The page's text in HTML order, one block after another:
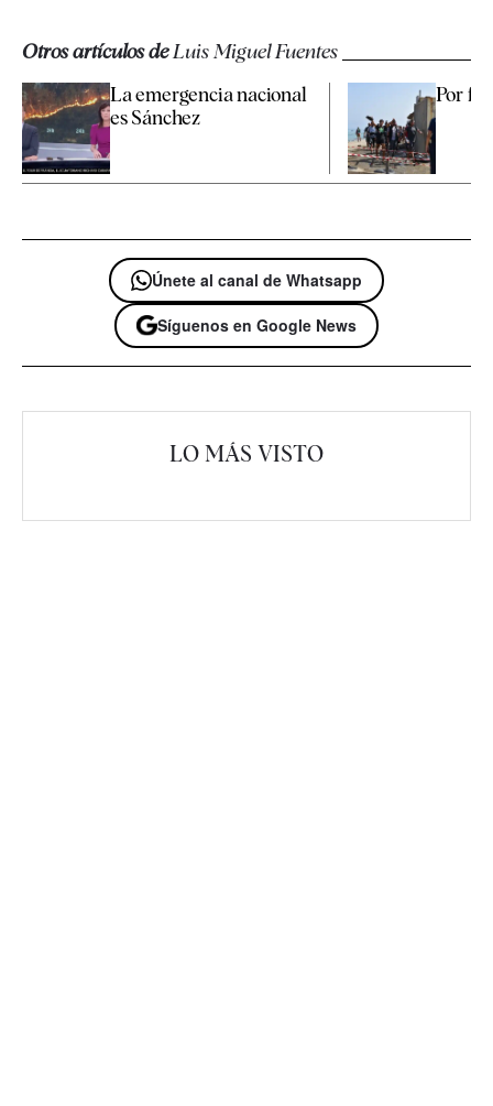
Otros artículos deLuis Miguel Fuentes
La emergencia nacional
es Sánchez
Por
Únete al canal de Whatsapp
Síguenos en Google News
LO MÁS VISTO